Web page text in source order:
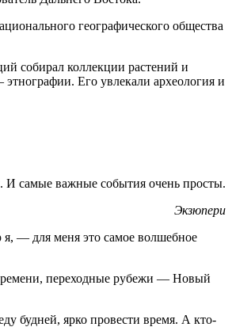
географического общества
собирал коллекции растений и
Его увлекали археология и
самые важные события очень просты.
Экзюпери
— для меня это самое волшебное
переходные рубежи — Новый
будней, ярко провести время. А кто-